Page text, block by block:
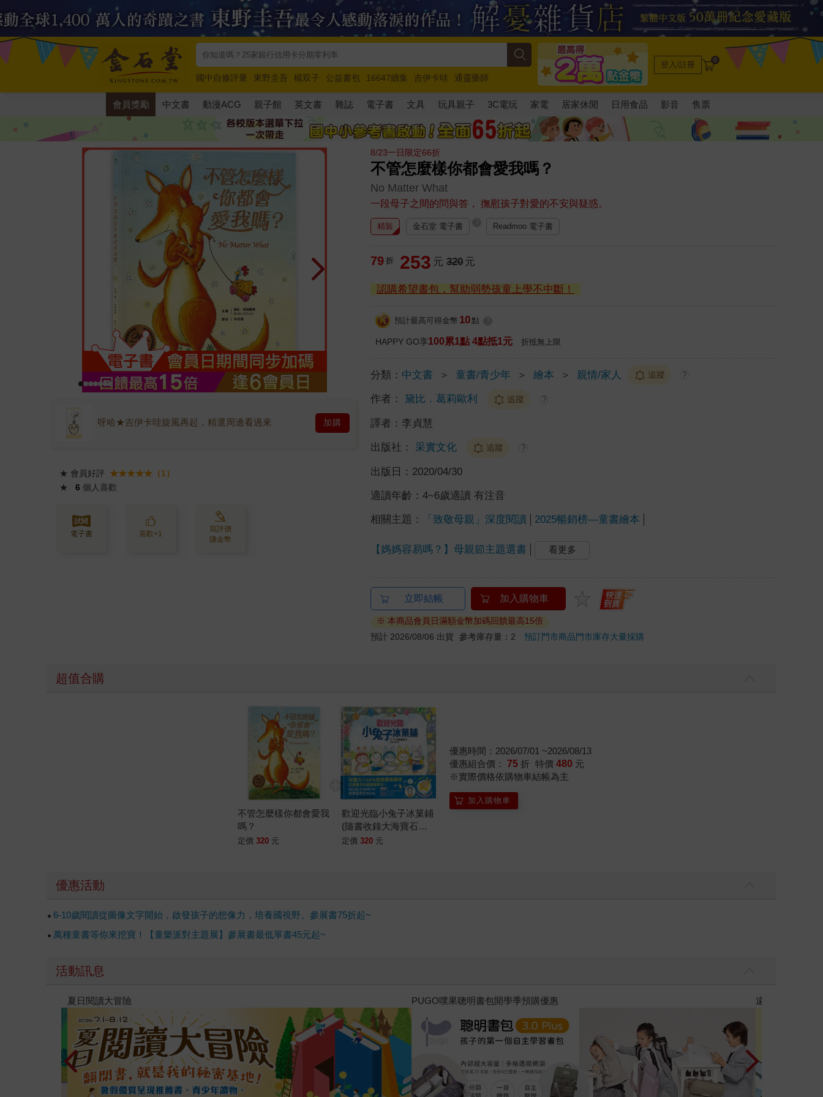
國中自修評量 東野圭吾 楊双子 公益書包 16647續集 吉伊卡哇
通靈藥師
唯紅花綻放
奧德賽 路邊攤新作 馬斯克 玩具總動員5 超慢跑
登入/註冊 0
會員獎勵 中文書 動漫ACG 親子館 英文書 雜誌 電子書 文具 玩具親子 3C電玩 家電 居家休閒 日用食品 影音 售票
8/23一日限定66折
不管怎麼樣你都會愛我嗎？
No Matter What
一段母子之間的問與答， 撫慰孩子對愛的不安與疑惑。
呀哈★吉伊卡哇旋風再起，精選周邊看過來 加購
★ 會員好評
★★★★★（1）
★
6 個人喜歡
電子書 喜歡+1
寫評價
賺金幣
精裝 金石堂 電子書 Readmoo 電子書
79 折 253 元 320 元
認購希望書包，幫助弱勢孩童上學不中斷！
預計最高可得金幣 10 點
HAPPY GO享100累1點 4點抵1元 折抵無上限
分類： 中文書 ＞ 童書/青少年 ＞ 繪本 ＞ 親情/家人 追蹤 ?
作者： 黛比．葛莉歐利 追蹤 ?
譯者： 李貞慧
出版社： 采實文化 追蹤 ?
出版日： 2020/04/30
適讀年齡：4~6歲適讀 有注音
相關主題： 「致敬母親」深度閱讀 2025暢銷榜—童書繪本
【媽媽容易嗎？】母親節主題選書 看更多
立即結帳 加入購物車
※ 本商品會員日滿額金幣加碼回饋最高15倍
預計 2026/08/06 出貨 參考庫存量：2預訂門市商品門市庫存大量採購
超值合購
不管怎麼樣你都會愛我
嗎？
定價 320 元
歡迎光臨小兔子冰菓鋪
(隨書收錄大海寶石星
星奶酪食譜＋小兔子著
定價 320 元
優惠時間：2026/07/01 ~2026/08/13
優惠組合價： 75 折 特價 480 元
※實際價格依購物車結帳為主
加入購物車
優惠活動
6-10歲閱讀從圖像文字開始，啟發孩子的想像力，培養國視野。參展書75折起~
萬種童書等你來挖寶！【童樂派對主題展】參展書最低單書45元起~
活動訊息
遠流童書展75折起 三采童書滿額送防水袋